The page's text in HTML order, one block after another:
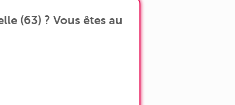
(63) ? Vous êtes au